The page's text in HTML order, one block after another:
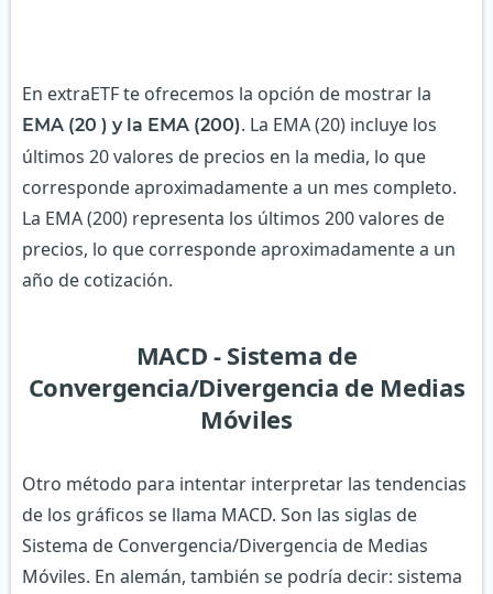
En extraETF te ofrecemos la opción de mostrar la
EMA (20 ) y la EMA (200). La EMA (20) incluye los
últimos 20 valores de precios en la media, lo que
corresponde aproximadamente a un mes completo.
La EMA (200) representa los últimos 200 valores de
precios, lo que corresponde aproximadamente a un
año de cotización.
MACD - Sistema de
Convergencia/Divergencia de Medias
Móviles
Otro método para intentar interpretar las tendencias
de los gráficos se llama MACD. Son las siglas de
Sistema de Convergencia/Divergencia de Medias
Móviles. En alemán, también se podría decir: sistema